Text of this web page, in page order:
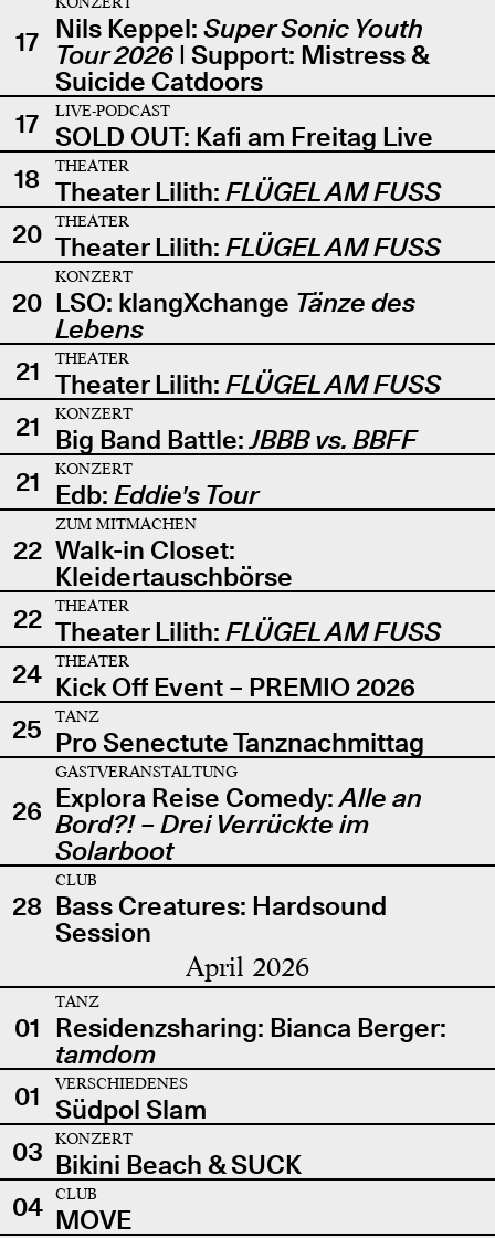
17 Nils Keppel: Super Sonic Youth
Tour 2026| Support: Mistress &
Suicide Catdoors
17
LIVE-PODCAST
SOLD OUT: Kafi am Freitag Live
18
THEATER
Theater Lilith: FLÜGEL AM FUSS
20
THEATER
Theater Lilith: FLÜGEL AM FUSS
20
KONZERT
LSO: klangXchange Tänze des
Lebens
21
THEATER
Theater Lilith: FLÜGEL AM FUSS
21
KONZERT
Big Band Battle:JBBB vs. BBFF
21
KONZERT
Edb: Eddie's Tour
22
ZUM MITMACHEN
Walk-in Closet:
Kleidertauschbörse
22
THEATER
Theater Lilith: FLÜGEL AM FUSS
24
THEATER
Kick Off Event – PREMIO 2026
25
TANZ
Pro Senectute Tanznachmittag
26
GASTVERANSTALTUNG
Explora Reise Comedy:Alle an
Bord?! – Drei Verrückte im
Solarboot
28
CLUB
Bass Creatures: Hardsound
Session
April 2026
01
TANZ
Residenzsharing: Bianca Berger:
tamdom
01
VERSCHIEDENES
Südpol Slam
03
KONZERT
Bikini Beach & SUCK
04
CLUB
MOVE